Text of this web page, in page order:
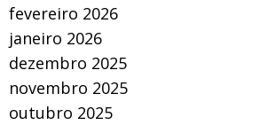
fevereiro 2026
janeiro 2026
dezembro 2025
novembro 2025
outubro 2025